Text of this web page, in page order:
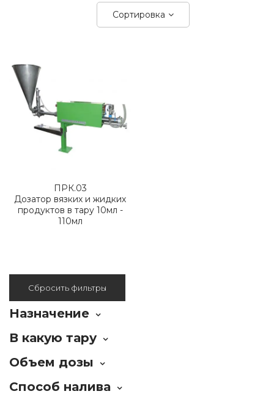
Сортировка
ПРК.03
Дозатор вязких и жидких
продуктов в тару 10мл -
110мл
Сбросить фильтры
Назначение
В какую тару
Объем дозы
Способ налива